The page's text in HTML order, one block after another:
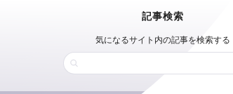
記事検索
気になるサイト内の記事を検索する